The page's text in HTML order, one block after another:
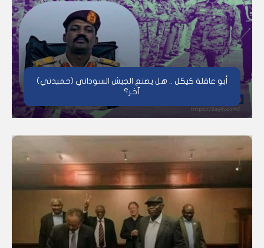
أبو عاقلة كيكل .. هل يصنع الجيش السوداني (حميدتي)
آخر؟